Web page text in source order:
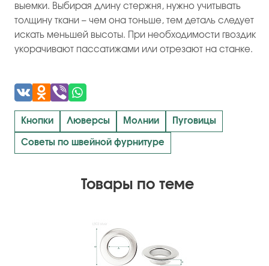
выемки. Выбирая длину стержня, нужно учитывать
толщину ткани – чем она тоньше, тем деталь следует
искать меньшей высоты. При необходимости гвоздик
укорачивают пассатижами или отрезают на станке.
Кнопки Люверсы Молнии Пуговицы
Советы по швейной фурнитуре
Товары по теме